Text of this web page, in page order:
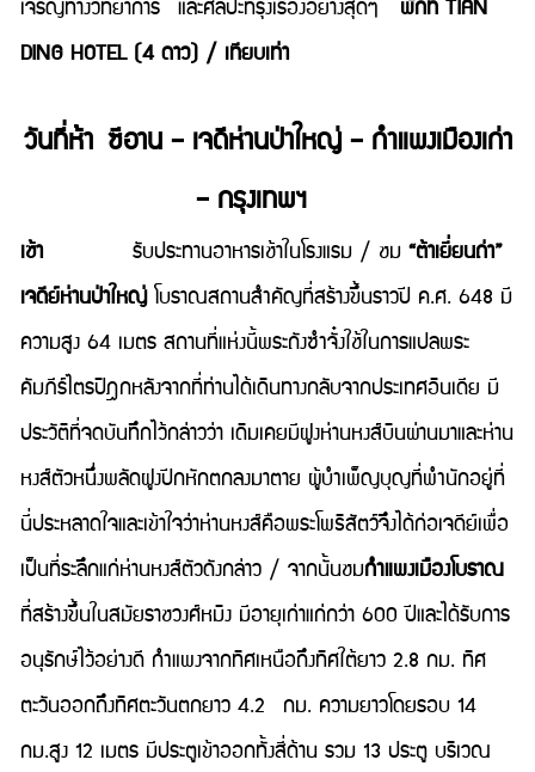
เจริญทางวิทยาการ และศิลปะที่รุ่งเรืองอย่างสุดๆ พักที่ TIAN
DING HOTEL (4 ดาว) / เทียบเท่า
วันที่ห้า ซีอาน – เจดีห่านป่าใหญ่ – กำแพงเมืองเก่า
– กรุงเทพฯ
เช้ารับประทานอาหารเช้าในโรงแรม / ชม “ต้าเยี่ยนถ่า”
เจดีย์ห่านป่าใหญ่โบราณสถานสำคัญที่สร้างขึ้นราวปี ค.ศ. 648 มี
ความสูง 64 เมตร สถานที่แห่งนี้พระถังซำจั๋งใช้ในการแปลพระ
คัมภีร์ไตรปิฎกหลังจากที่ท่านได้เดินทางกลับจากประเทศอินเดีย มี
ประวัติที่จดบันทึกไว้กล่าวว่า เดิมเคยมีฝูงห่านหงส์บินผ่านมาและห่าน
หงส์ตัวหนึ่งพลัดฝูงปีกหักตกลงมาตาย ผู้บำเพ็ญบุญที่พำนักอยู่ที่
นี่ประหลาดใจและเข้าใจว่าห่านหงส์คือพระโพธิสัตว์จึงได้ก่อเจดีย์เพื่อ
เป็นที่ระลึกแก่ห่านหงส์ตัวดังกล่าว / จากนั้นชมกำแพงเมืองโบราณ
ที่สร้างขึ้นในสมัยราชวงศ์หมิง มีอายุเก่าแก่กว่า 600 ปีและได้รับการ
อนุรักษ์ไว้อย่างดี กำแพงจากทิศเหนือถึงทิศใต้ยาว 2.8 กม. ทิศ
ตะวันออกถึงทิศตะวันตกยาว 4.2 กม. ความยาวโดยรอบ 14
กม.สูง 12 เมตร มีประตูเข้าออกทั้งสี่ด้าน รวม 13 ประตู บริเวณ